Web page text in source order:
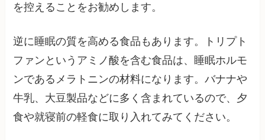
を控えることをお勧めします。
逆に睡眠の質を高める食品もあります。トリプト
ファンというアミノ酸を含む食品は、睡眠ホルモ
ンであるメラトニンの材料になります。バナナや
牛乳、大豆製品などに多く含まれているので、夕
食や就寝前の軽食に取り入れてみてください。